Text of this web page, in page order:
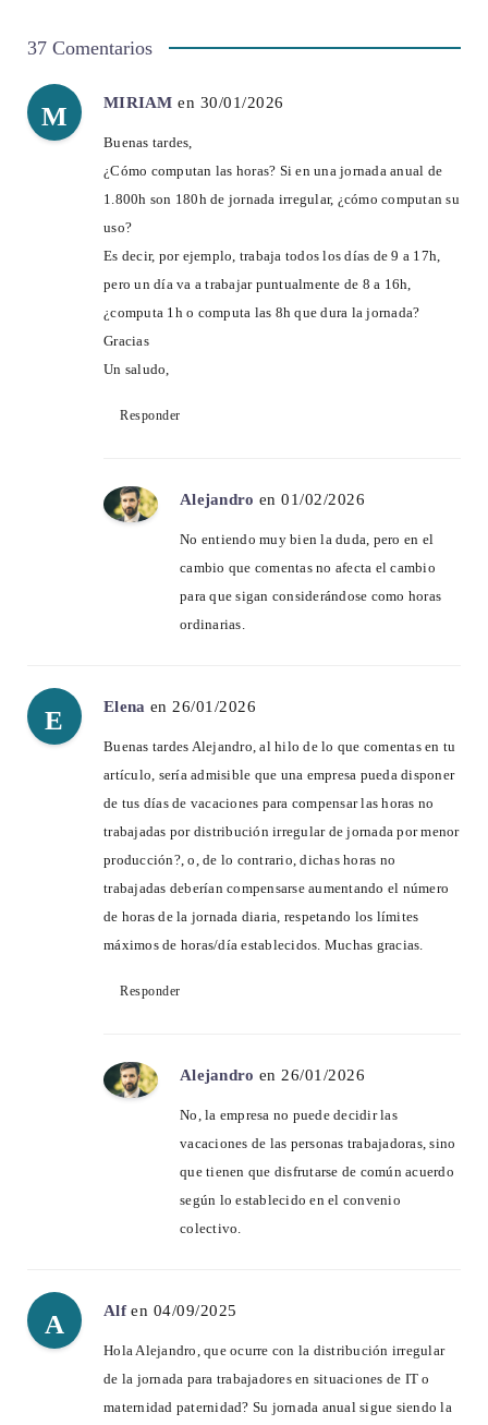
37 Comentarios
M MIRIAM en 30/01/2026
Buenas tardes,
¿Cómo computan las horas? Si en una jornada anual de
1.800h son 180h de jornada irregular, ¿cómo computan su
uso?
Es decir, por ejemplo, trabaja todos los días de 9 a 17h,
pero un día va a trabajar puntualmente de 8 a 16h,
¿computa 1h o computa las 8h que dura la jornada?
Gracias
Un saludo,
Responder
Alejandro en 01/02/2026
No entiendo muy bien la duda, pero en el
cambio que comentas no afecta el cambio
para que sigan considerándose como horas
ordinarias.
E Elena en 26/01/2026
Buenas tardes Alejandro, al hilo de lo que comentas en tu
artículo, sería admisible que una empresa pueda disponer
de tus días de vacaciones para compensar las horas no
trabajadas por distribución irregular de jornada por menor
producción?, o, de lo contrario, dichas horas no
trabajadas deberían compensarse aumentando el número
de horas de la jornada diaria, respetando los límites
máximos de horas/día establecidos. Muchas gracias.
Responder
Alejandro en 26/01/2026
No, la empresa no puede decidir las
vacaciones de las personas trabajadoras, sino
que tienen que disfrutarse de común acuerdo
según lo establecido en el convenio
colectivo.
A Alf en 04/09/2025
Hola Alejandro, que ocurre con la distribución irregular
de la jornada para trabajadores en situaciones de IT o
maternidad paternidad? Su jornada anual sigue siendo la